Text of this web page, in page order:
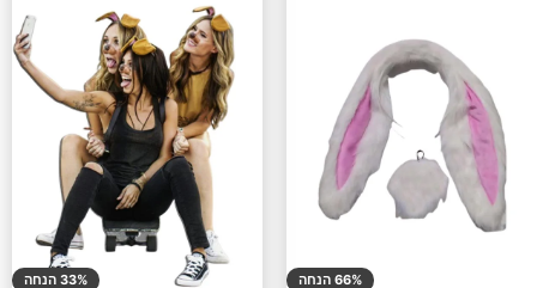
66% הנחה 33% הנחה